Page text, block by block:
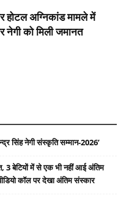
होटल अग्निकांड मामले में
को मिली जमानत
सिंह नेगी संस्कृति सम्मान-2026’
3 बेटियों में से एक भी नहीं आई अंतिम
कॉल पर देखा अंतिम संस्कार